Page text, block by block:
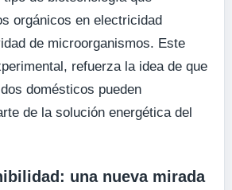
orgánicos en electricidad
de microorganismos. Este
refuerza la idea de que
domésticos pueden
de la solución energética del
una nueva mirada